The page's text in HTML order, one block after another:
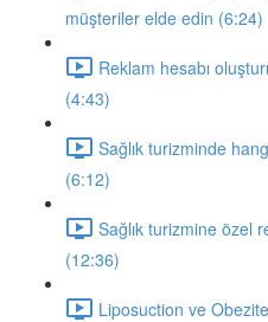
müşteriler elde edin (6:24)
Reklam hesabı
(4:43)
Sağlık turizminde
(6:12)
Sağlık turizmine özel
(12:36)
Liposuction ve